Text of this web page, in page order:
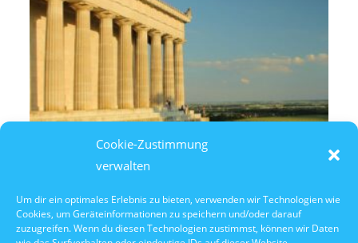
Cookie-Zustimmung
verwalten
Um dir ein optimales Erlebnis zu bieten, verwenden wir Technologien wie
Cookies, um Geräteinformationen zu speichern und/oder darauf
zuzugreifen. Wenn du diesen Technologien zustimmst, können wir Daten
7. August 2026